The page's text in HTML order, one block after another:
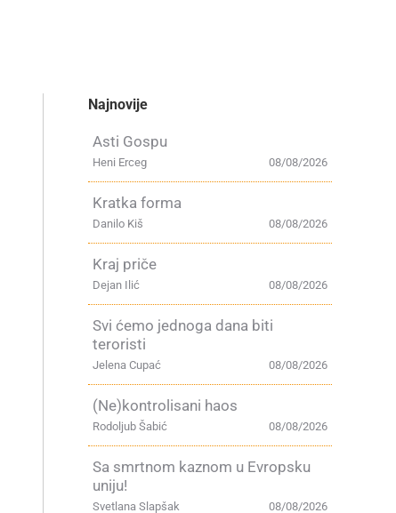
Najnovije
Asti Gospu
08/08/2026
Heni Erceg
Kratka forma
08/08/2026
Danilo Kiš
Kraj priče
08/08/2026
Dejan Ilić
Svi ćemo jednoga dana biti
teroristi
08/08/2026
Jelena Cupać
(Ne)kontrolisani haos
08/08/2026
Rodoljub Šabić
Sa smrtnom kaznom u Evropsku
uniju!
08/08/2026
Svetlana Slapšak